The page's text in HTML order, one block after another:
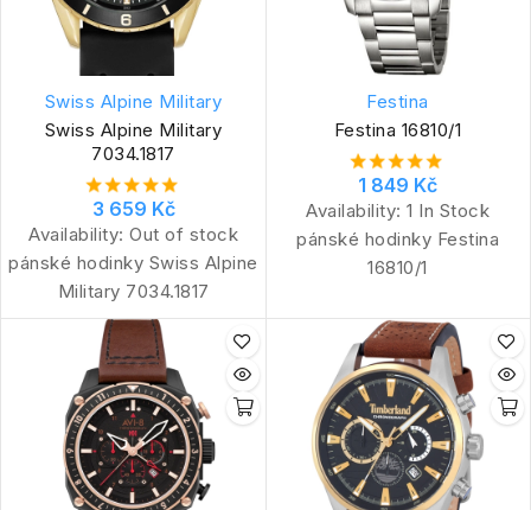
Swiss Alpine Military
Swiss Alpine Military
7034.1817
3 659 Kč
Availability: Out of stock
pánské hodinky Swiss Alpine
Military 7034.1817
Festina
Festina 16810/1
1 849 Kč
Availability: 1 In Stock
pánské hodinky Festina
16810/1